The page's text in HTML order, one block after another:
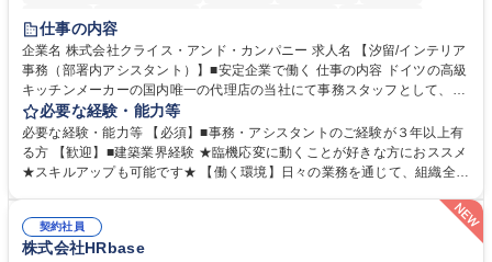
育休あり
完全週休2日制
駅近5分以内
土日祝休み
仕事の内容
企業名 株式会社クライス・アンド・カンパニー 求人名 【汐留/インテリア
事務（部署内アシスタント）】■安定企業で働く 仕事の内容 ドイツの高級
キッチンメーカーの国内唯一の代理店の当社にて事務スタッフとして、部
署内の事務業務全般をお任せいたします。 裁量を持って働いていただける
ため、スキルアップも可能です。 【部署内の事務業務全般】 ■サンプルの
仕分け・整理 ■電話応対 ■書類作成（会議資料、お客様宛請求書、支払書
類を取りまとめて経理へ提出等） ■ショールームアテンド・運営・予約業
インテリア事務（部署内アシスタント）】■安定企業で働く
必要な経験・能力等
必要な経験・能力等 【必須】■事務・アシスタントのご経験が３年以上有
る方 【歓迎】■建築業界経験 ★臨機応変に動くことが好きな方におススメ
★スキルアップも可能です★ 【働く環境】日々の業務を通じて、組織全体
ンスキルや問題解決能力が磨かれ、キャリアアップのチャンスも豊富。チ
ームとの協力や新しいアイデアを活かす場もあり、やりがいを感じながら
働けます。 【歓迎】 ■インテリアの業界のご経験が有る方■PCの作業に慣
契約社員
株式会社HRbase